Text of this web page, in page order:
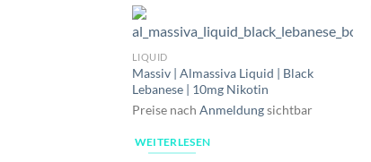
LIQUID
Massiv | Almassiva Liquid | Black
Lebanese | 10mg Nikotin
Preise nach Anmeldungsichtbar
WEITERLESEN